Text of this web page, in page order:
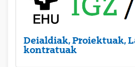
Deialdiak, Proiektuak,
kontratuak